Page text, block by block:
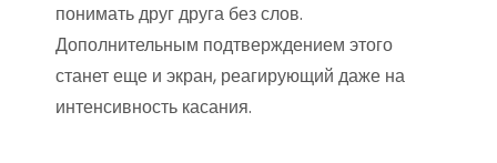
понимать друг друга без слов.
Дополнительным подтверждением этого
станет еще и экран, реагирующий даже на
интенсивность касания.